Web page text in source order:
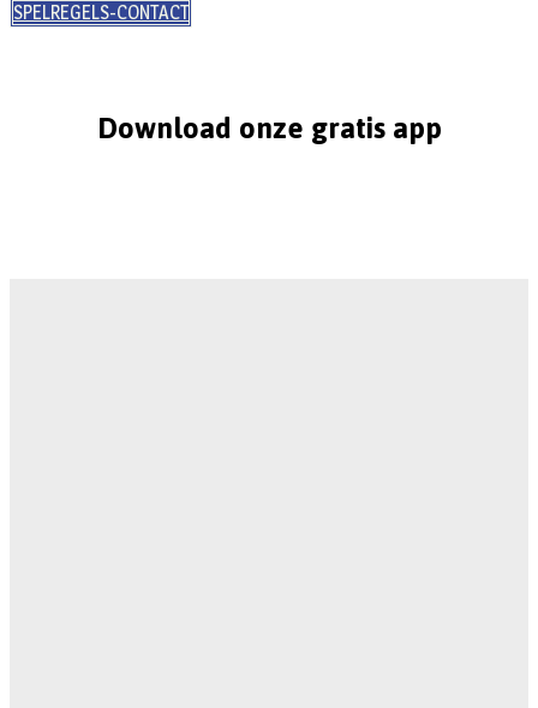
SPELREGELS-CONTACT
Download onze gratis app